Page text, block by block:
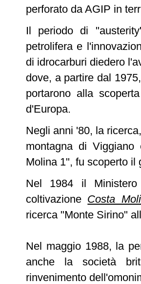
perforato da AGIP in
Il periodo di
petrolifera e
di idrocarburi diedero
dove, a partire dal
portarono alla
d'Europa.
Negli anni '80, la
montagna di
Molina 1", fu scoperto il
Nel 1984 il Ministero
coltivazione Costa
ricerca "Monte Sirino"
Nel maggio 1988, la
anche la società
rinvenimento